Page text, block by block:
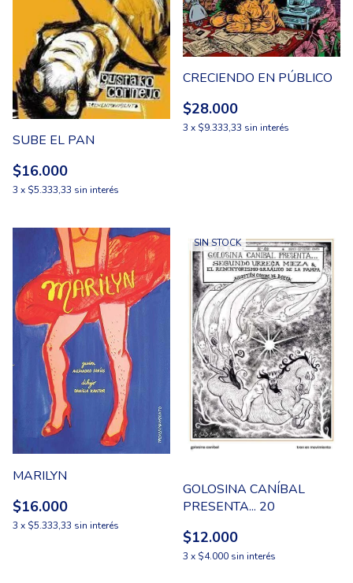
SUBE EL PAN
$16.000
3 x $5.333,33 sin interés
CRECIENDO EN PÚBLICO
$28.000
3 x $9.333,33 sin interés
MARILYN
$16.000
3 x $5.333,33 sin interés
SIN STOCK
GOLOSINA CANÍBAL
PRESENTA... 20
$12.000
3 x $4.000 sin interés